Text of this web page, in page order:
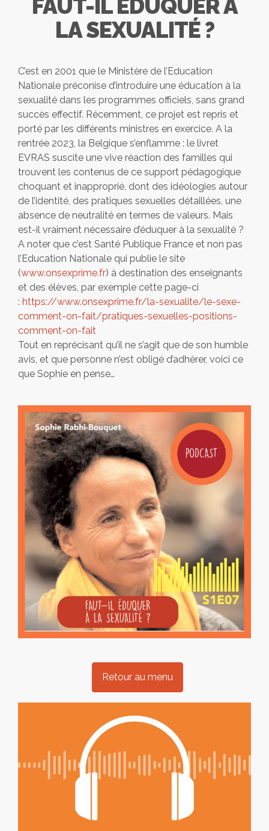
FAUT-IL ÉDUQUER À
LA SEXUALITÉ ?
C’est en 2001 que le Ministère de l’Education
Nationale préconise d’introduire une éducation à la
sexualité dans les programmes officiels, sans grand
succès effectif. Récemment, ce projet est repris et
porté par les différents ministres en exercice. A la
rentrée 2023, la Belgique s’enflamme : le livret
EVRAS suscite une vive réaction des familles qui
trouvent les contenus de ce support pédagogique
choquant et inapproprié, dont des idéologies autour
de l’identité, des pratiques sexuelles détaillées, une
absence de neutralité en termes de valeurs. Mais
est-il vraiment nécessaire d’éduquer à la sexualité ?
A noter que c’est Santé Publique France et non pas
l’Education Nationale qui publie le site
(www.onsexprime.fr) à destination des enseignants
et des élèves, par exemple cette page-ci
: https://www.onsexprime.fr/la-sexualite/le-sexe-
comment-on-fait/pratiques-sexuelles-positions-
comment-on-fait
Tout en reprécisant qu’il ne s’agit que de son humble
avis, et que personne n’est obligé d’adhérer, voici ce
que Sophie en pense…
Retour au menu